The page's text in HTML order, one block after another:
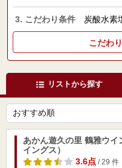
3. こだわり条件 炭酸水素
こだわ
リストから探す
あかん遊久の里 鶴雅ウ
イングス）
3.6点/ 29 件